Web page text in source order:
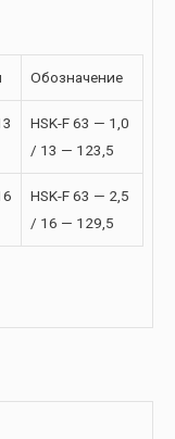
Обозначение
HSK-F 63 — 1,0
/ 13 — 123,5
HSK-F 63 — 2,5
/ 16 — 129,5